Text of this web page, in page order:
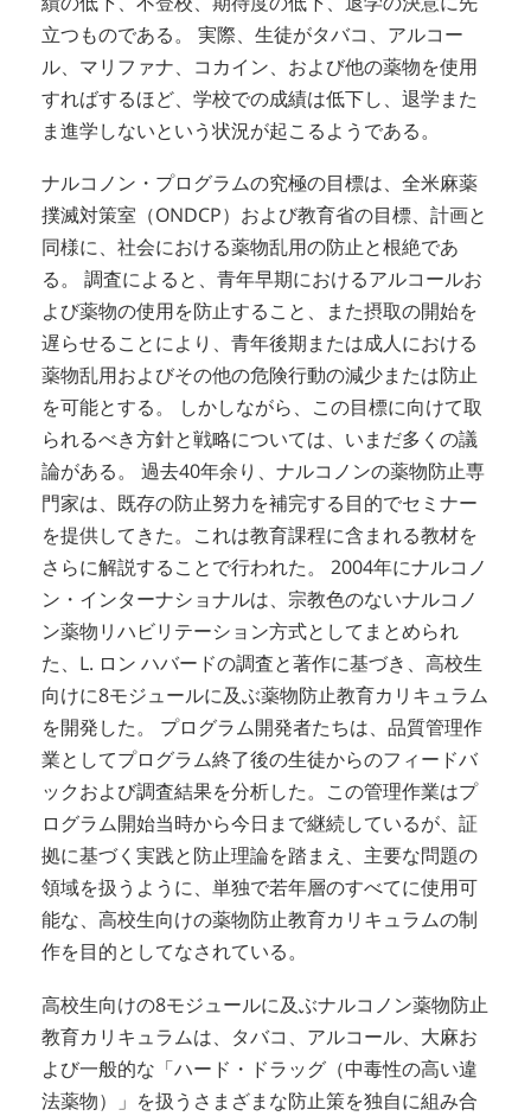
立つものである。 実際、生徒がタバコ、アルコー
ル、マリファナ、コカイン、および他の薬物を使用
すればするほど、学校での成績は低下し、退学また
ま進学しないという状況が起こるようである。
ナルコノン・プログラムの究極の目標は、全米麻薬
撲滅対策室（ONDCP）および教育省の目標、計画と
同様に、社会における薬物乱用の防止と根絶であ
る。 調査によると、青年早期におけるアルコールお
よび薬物の使用を防止すること、また摂取の開始を
遅らせることにより、青年後期または成人における
薬物乱用およびその他の危険行動の減少または防止
を可能とする。 しかしながら、この目標に向けて取
られるべき方針と戦略については、いまだ多くの議
論がある。 過去40年余り、ナルコノンの薬物防止専
門家は、既存の防止努力を補完する目的でセミナー
を提供してきた。これは教育課程に含まれる教材を
さらに解説することで行われた。 2004年にナルコノ
ン・インターナショナルは、宗教色のないナルコノ
ン薬物リハビリテーション方式としてまとめられ
た、L. ロン ハバードの調査と著作に基づき、高校生
向けに8モジュールに及ぶ薬物防止教育カリキュラム
を開発した。 プログラム開発者たちは、品質管理作
業としてプログラム終了後の生徒からのフィードバ
ックおよび調査結果を分析した。この管理作業はプ
ログラム開始当時から今日まで継続しているが、証
拠に基づく実践と防止理論を踏まえ、主要な問題の
領域を扱うように、単独で若年層のすべてに使用可
能な、高校生向けの薬物防止教育カリキュラムの制
作を目的としてなされている。
高校生向けの8モジュールに及ぶナルコノン薬物防止
教育カリキュラムは、タバコ、アルコール、大麻お
よび一般的な「ハード・ドラッグ（中毒性の高い違
法薬物）」を扱うさまざまな防止策を独自に組み合